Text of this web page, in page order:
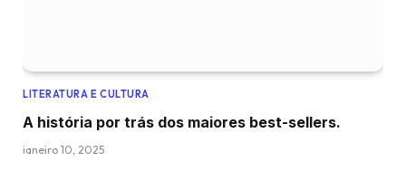
LITERATURA E CULTURA
A história por trás dos maiores best-sellers.
janeiro 10, 2025